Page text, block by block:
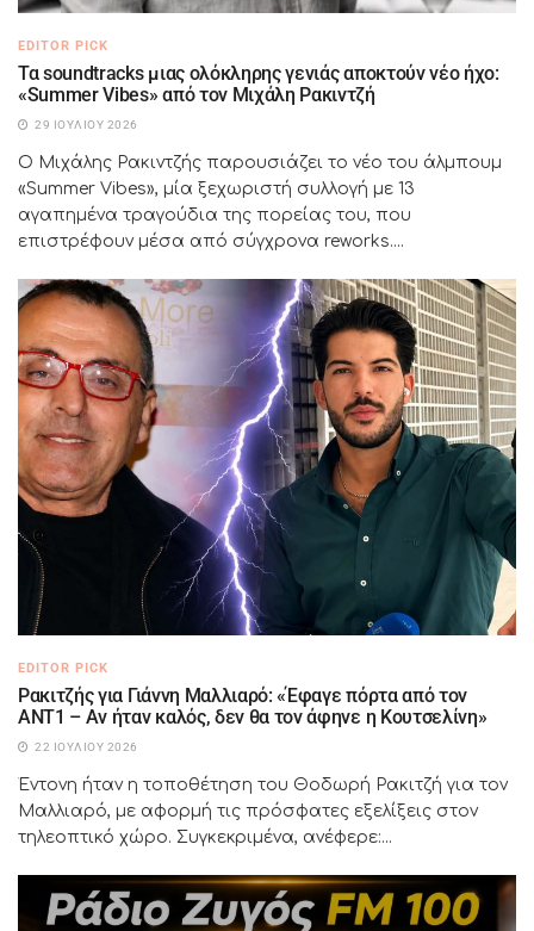
EDITOR PICK
Τα soundtracks μιας ολόκληρης γενιάς αποκτούν νέο ήχο:
«Summer Vibes» από τον Μιχάλη Ρακιντζή
29 ΙΟΥΛΊΟΥ 2026
Ο Μιχάλης Ρακιντζής παρουσιάζει το νέο του άλμπουμ
«Summer Vibes», μία ξεχωριστή συλλογή με 13
αγαπημένα τραγούδια της πορείας του, που
επιστρέφουν μέσα από σύγχρονα reworks....
EDITOR PICK
Ρακιτζής για Γιάννη Μαλλιαρό: «Έφαγε πόρτα από τον
ΑΝΤ1 – Αν ήταν καλός, δεν θα τον άφηνε η Κουτσελίνη»
22 ΙΟΥΛΊΟΥ 2026
Έντονη ήταν η τοποθέτηση του Θοδωρή Ρακιτζή για τον
Μαλλιαρό, με αφορμή τις πρόσφατες εξελίξεις στον
τηλεοπτικό χώρο. Συγκεκριμένα, ανέφερε:...